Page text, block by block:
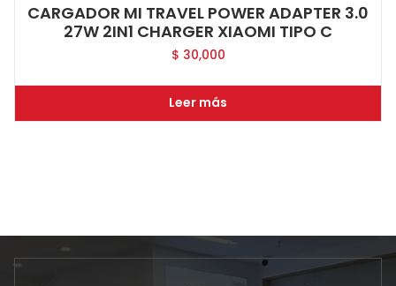
CARGADOR MI TRAVEL POWER ADAPTER 3.0
27W 2IN1 CHARGER XIAOMI TIPO C
$ 30,000
Leer más